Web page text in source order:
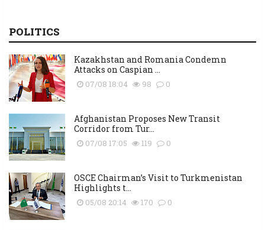
POLITICS
Kazakhstan and Romania Condemn
Attacks on Caspian ...
07/08 18:04 98 0
Afghanistan Proposes New Transit
Corridor from Tur...
07/08 17:05 119 0
OSCE Chairman’s Visit to Turkmenistan
Highlights t...
05/08 20:14 170 0